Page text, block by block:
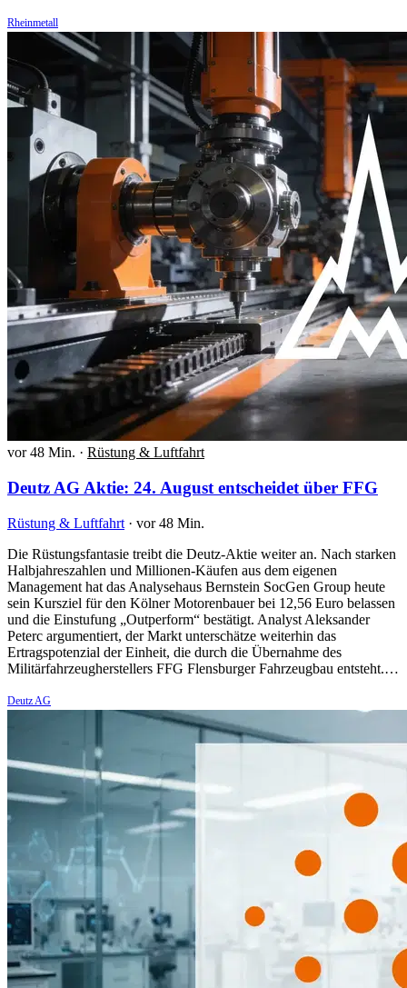
Rheinmetall
vor 48 Min. · Rüstung & Luftfahrt
Deutz AG Aktie: 24. August entscheidet über FFG
Rüstung & Luftfahrt · vor 48 Min.
Die Rüstungsfantasie treibt die Deutz-Aktie weiter an. Nach starken
Halbjahreszahlen und Millionen-Käufen aus dem eigenen
Management hat das Analysehaus Bernstein SocGen Group heute
sein Kursziel für den Kölner Motorenbauer bei 12,56 Euro belassen
und die Einstufung „Outperform“ bestätigt. Analyst Aleksander
Peterc argumentiert, der Markt unterschätze weiterhin das
Ertragspotenzial der Einheit, die durch die Übernahme des
Militärfahrzeugherstellers FFG Flensburger Fahrzeugbau entsteht.…
Deutz AG